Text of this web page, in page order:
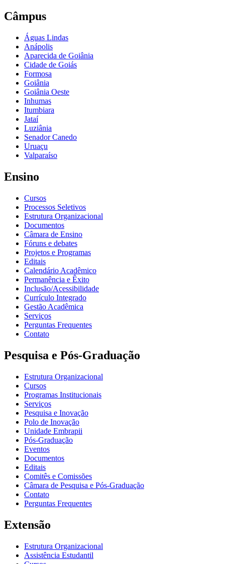
Câmpus
Águas Lindas
Anápolis
Aparecida de Goiânia
Cidade de Goiás
Formosa
Goiânia
Goiânia Oeste
Inhumas
Itumbiara
Jataí
Luziânia
Senador Canedo
Uruaçu
Valparaíso
Ensino
Cursos
Processos Seletivos
Estrutura Organizacional
Documentos
Câmara de Ensino
Fóruns e debates
Projetos e Programas
Editais
Calendário Acadêmico
Permanência e Êxito
Inclusão/Acessibilidade
Currículo Integrado
Gestão Acadêmica
Serviços
Perguntas Frequentes
Contato
Pesquisa e Pós-Graduação
Estrutura Organizacional
Cursos
Programas Institucionais
Serviços
Pesquisa e Inovação
Polo de Inovação
Unidade Embrapii
Pós-Graduação
Eventos
Documentos
Editais
Comitês e Comissões
Câmara de Pesquisa e Pós-Graduação
Contato
Perguntas Frequentes
Extensão
Estrutura Organizacional
Assistência Estudantil